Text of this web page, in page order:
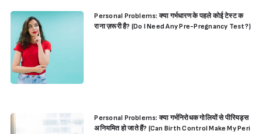
Personal Problems: क्या गर्भधारण के पहले कोई टेस्ट क
राना ज़रूरी है? (Do I Need Any Pre-Pregnancy Test?)
Personal Problems: क्या गर्भनिरोधक गोलियों से पीरियड्स
अनियमित हो जाते हैं? (Can Birth Control Make My Peri